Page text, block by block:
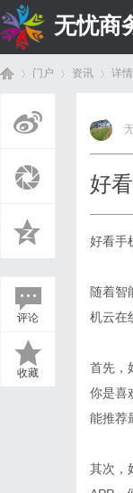
无忧商
门户 资讯
›
详情
评论
收藏
好
好看手
随着智
机云在
首先，
你是喜
能推荐
其次，